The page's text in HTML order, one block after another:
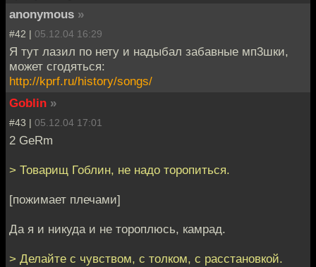
anonymous »
#42 | 05.12.04 16:29
Я тут лазил по нету и надыбал забавные мп3шки,
может сгодяться:
http://kprf.ru/history/songs/
Goblin »
#43 | 05.12.04 17:01
2 GeRm
> Товарищ Гоблин, не надо торопиться.
[пожимает плечами]
Да я и никуда и не тороплюсь, камрад.
> Делайте с чувством, с толком, с расстановкой.